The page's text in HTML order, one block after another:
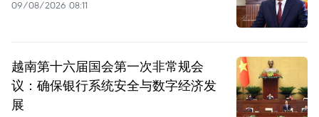
09/08/2026 08:11
越南第十六届国会第一次非常规会
议：确保银行系统安全与数字经济发
展